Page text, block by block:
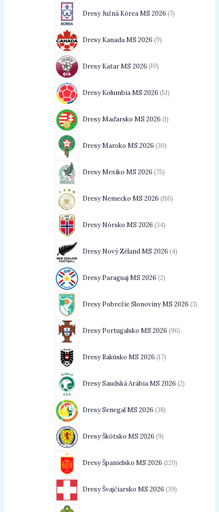
Dresy Južná Kórea MS 2026 3
Dresy Kanada MS 2026 9
Dresy Katar MS 2026 10
Dresy Kolumbia MS 2026 51
Dresy Maďarsko MS 2026 1
Dresy Maroko MS 2026 30
Dresy Mexiko MS 2026 75
Dresy Nemecko MS 2026 116
Dresy Nórsko MS 2026 34
Dresy Nový Zéland MS 2026 4
Dresy Paraguaj MS 2026 2
Dresy Pobrežie Slonoviny MS 2026 3
Dresy Portugalsko MS 2026 96
Dresy Rakúsko MS 2026 17
Dresy Saudská Arábia MS 2026 2
Dresy Senegal MS 2026 38
Dresy Škótsko MS 2026 9
Dresy Španielsko MS 2026 120
Dresy Švajčiarsko MS 2026 39